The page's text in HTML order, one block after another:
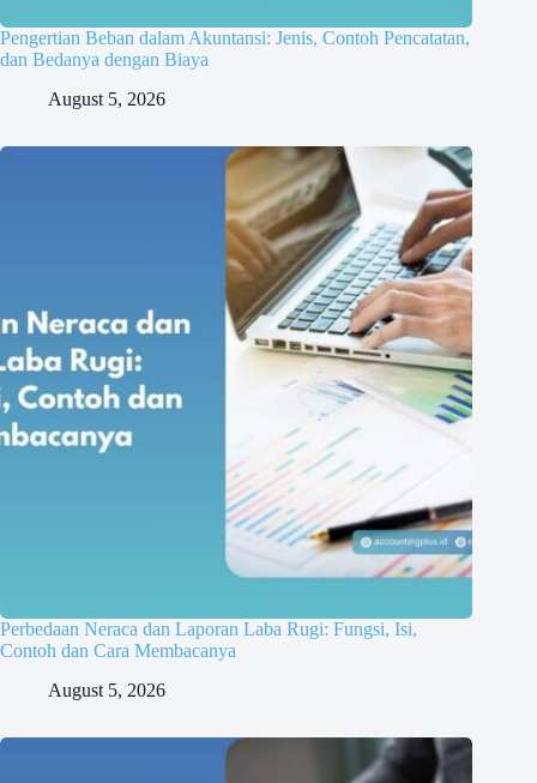
Pengertian Beban dalam Akuntansi: Jenis, Contoh Pencatatan,
dan Bedanya dengan Biaya
August 5, 2026
Perbedaan Neraca dan Laporan Laba Rugi: Fungsi, Isi,
Contoh dan Cara Membacanya
August 5, 2026